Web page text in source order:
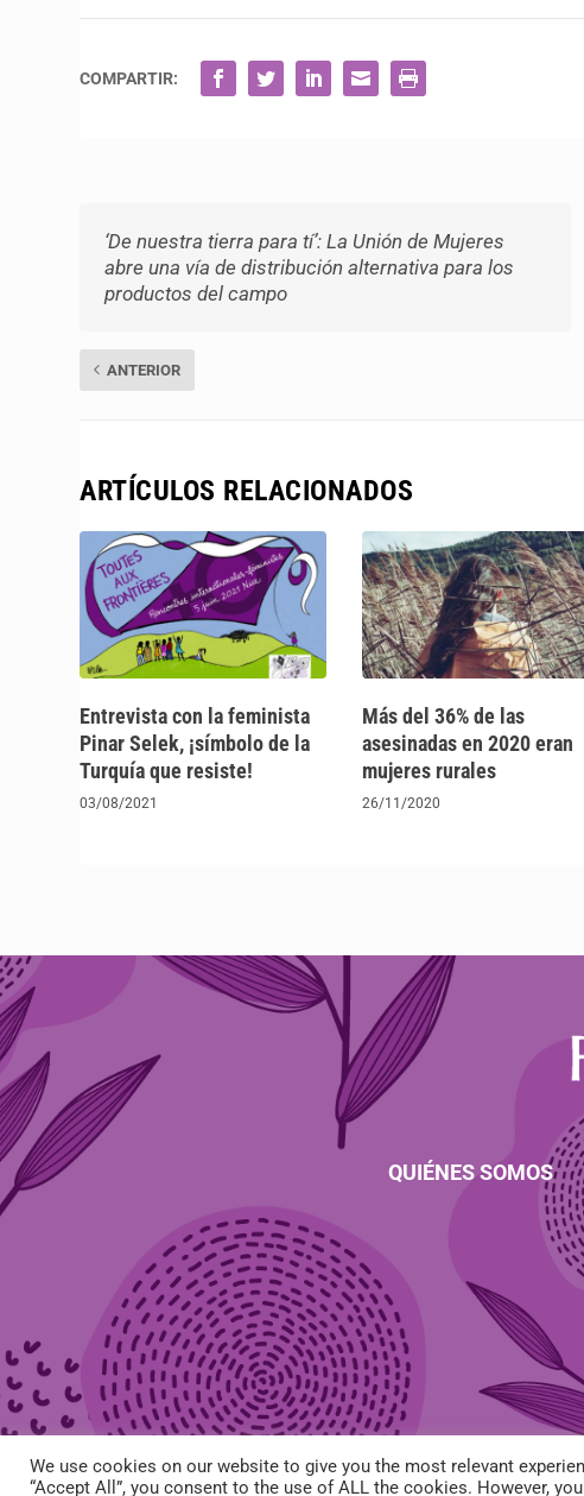
COMPARTIR:
‘De nuestra tierra para tí’: La Unión de Mujeres
abre una vía de distribución alternativa para los
productos del campo
ANTERIOR
ARTÍCULOS RELACIONADOS
Entrevista con la feminista
Pinar Selek, ¡símbolo de la
Turquía que resiste!
03/08/2021
Más del 36% de las
asesinadas en 2020 eran
mujeres rurales
26/11/2020
QUIÉNES SOMOS
AVISO LEGAL-
We use cookies on our website to give you the most relevant
“Accept All”, you consent to the use of ALL the cookies. However,